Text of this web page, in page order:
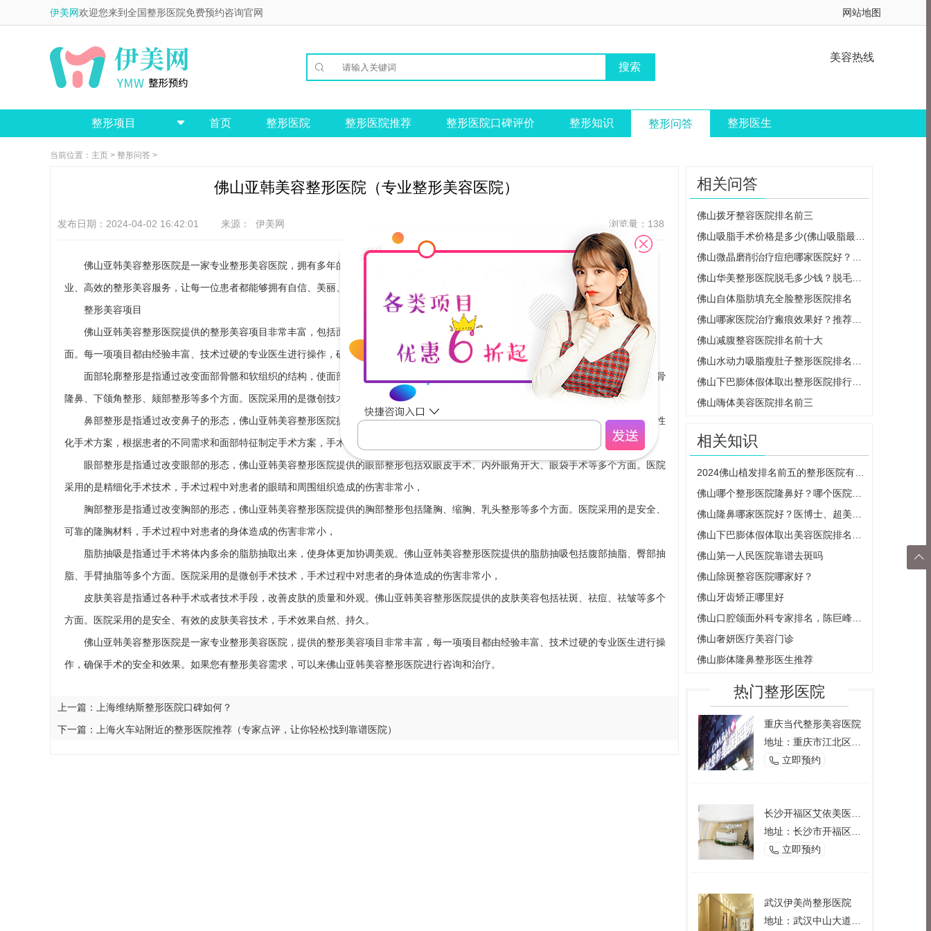
伊美网欢迎您来到全国整形医院免费预约咨询官网 网站地图

美容热线
整形项目  首页 整形医院 整形医院推荐 整形医院口碑评价 整形知识 整形问答 整形医生
当前位置： 主页 > 整形问答 >
佛山亚韩美容整形医院（专业整形美容医院）
发布日期：2024-04-02 16:42:01 来源： 伊美网 浏览量：138
佛山亚韩美容整形医院是一家专业整形美容医院，拥有多年的丰富经验和先进的技术设备。医院致力于为广大患者提供优质、安全、专
业、高效的整形美容服务，让每一位患者都能够拥有自信、美丽、健康的人生。
整形美容项目
佛山亚韩美容整形医院提供的整形美容项目非常丰富，包括面部轮廓、鼻部整形、眼部整形、胸部整形、脂肪抽吸、皮肤美容等多个方
面。每一项项目都由经验丰富、技术过硬的专业医生进行操作，确保手术的安全和效果。
面部轮廓整形是指通过改变面部骨骼和软组织的结构，使面部形态更加协调、美观。佛山亚韩美容整形医院提供的面部轮廓整形包括颧骨
隆鼻、下颌角整形、颏部整形等多个方面。医院采用的是微创技术，手术过程中不会对患者的身体造成太大的伤害，
鼻部整形是指通过改变鼻子的形态，佛山亚韩美容整形医院提供的鼻部整形包括隆鼻、缩鼻翼、鼻尖整形等多个方面。医院采用的是个性
化手术方案，根据患者的不同需求和面部特征制定手术方案，手术效果自然、美观。
眼部整形是指通过改变眼部的形态，佛山亚韩美容整形医院提供的眼部整形包括双眼皮手术、内外眼角开大、眼袋手术等多个方面。医院
采用的是精细化手术技术，手术过程中对患者的眼睛和周围组织造成的伤害非常小，
胸部整形是指通过改变胸部的形态，佛山亚韩美容整形医院提供的胸部整形包括隆胸、缩胸、乳头整形等多个方面。医院采用的是安全、
可靠的隆胸材料，手术过程中对患者的身体造成的伤害非常小，
脂肪抽吸是指通过手术将体内多余的脂肪抽取出来，使身体更加协调美观。佛山亚韩美容整形医院提供的脂肪抽吸包括腹部抽脂、臀部抽
脂、手臂抽脂等多个方面。医院采用的是微创手术技术，手术过程中对患者的身体造成的伤害非常小，
皮肤美容是指通过各种手术或者技术手段，改善皮肤的质量和外观。佛山亚韩美容整形医院提供的皮肤美容包括祛斑、祛痘、祛皱等多个
方面。医院采用的是安全、有效的皮肤美容技术，手术效果自然、持久。
佛山亚韩美容整形医院是一家专业整形美容医院，提供的整形美容项目非常丰富，每一项项目都由经验丰富、技术过硬的专业医生进行操
作，确保手术的安全和效果。如果您有整形美容需求，可以来佛山亚韩美容整形医院进行咨询和治疗。
上一篇：
上海维纳斯整形医院口碑如何？
下一篇：
上海火车站附近的整形医院推荐（专家点评，让你轻松找到靠谱医院）
相关问答
佛山拨牙整容医院排名前三
佛山自体脂肪填充全脸整形医院排名
佛山减腹整容医院排名前十大
佛山嗨体美容医院排名前三
相关知识
佛山第一人民医院靠谱去斑吗
佛山除斑整容医院哪家好？
佛山牙齿矫正哪里好
佛山奢妍医疗美容门诊
佛山膨体隆鼻整形医生推荐
热门整形医院
重庆当代整形美容医院
 立即预约
 立即预约
武汉伊美尚整形医院
